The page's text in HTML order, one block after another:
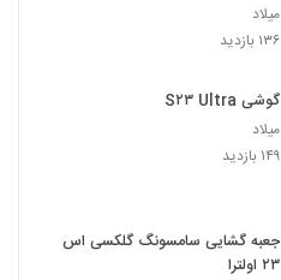
میلاد
۱۳۶ بازدید
گوشی S۲۳ Ultra
میلاد
۱۴۹ بازدید
جعبه گشایی سامسونگ گلکسی اس
۲۳ اولترا